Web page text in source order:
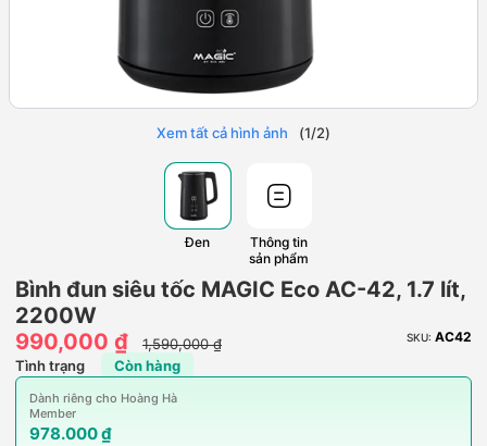
Xem tất cả hình ảnh (1/2)
Đen
Thông tin
sản phẩm
Bình đun siêu tốc MAGIC Eco AC-42, 1.7 lít,
2200W
990,000 ₫
1,590,000 ₫ SKU: AC42
Tình trạng Còn hàng
Dành riêng cho Hoàng Hà
Member
978.000 ₫